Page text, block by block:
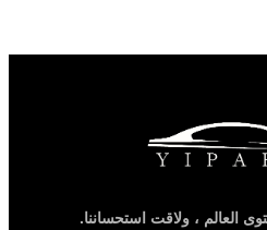
العالم ، ولاقت استحساننا.